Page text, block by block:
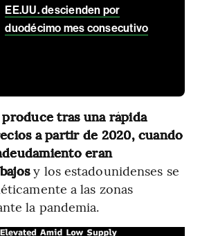
EE.UU. descienden por
duodécimo mes consecutivo
produce tras una rápida
a partir de 2020, cuando
eran
y los estadounidenses se
a las zonas
la pandemia.